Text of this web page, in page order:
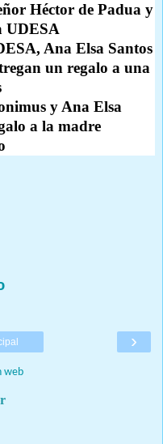
Héctor de Padua y
UDESA
Ana Elsa Santos
un regalo a una
y Ana Elsa
a la madre
›
web